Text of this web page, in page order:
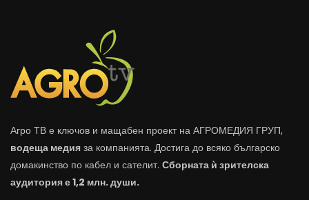
Агро ТВ е ключов и мащабен проект на АГРОМЕДИЯ ГРУП,
водеща медия за компанията. Достига до всяко българско
домакинство по кабел и сателит. Сборната ѝ зрителска
аудитория е 1,2 млн. души.